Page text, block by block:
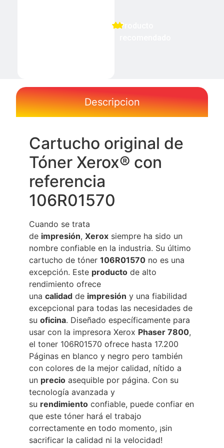
Producto
Descripcion
Cartucho original de
Tóner Xerox® con
referencia
106R01570
Cuando se trata
de impresión, Xerox siempre ha sido un
nombre confiable en la industria. Su último
cartucho de tóner 106R01570 no es una
excepción. Este producto de alto
rendimiento ofrece
una calidad de impresión y una fiabilidad
excepcional para todas las necesidades de
su oficina. Diseñado específicamente para
usar con la impresora Xerox Phaser 7800,
el toner 106R01570 ofrece hasta 17.200
Páginas en blanco y negro pero también
con colores de la mejor calidad, nítido a
un precio asequible por página. Con su
tecnología avanzada y
su rendimiento confiable, puede confiar en
que este tóner hará el trabajo
correctamente en todo momento, ¡sin
sacrificar la calidad ni la velocidad!